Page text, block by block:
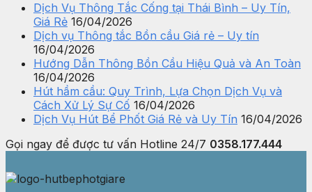
Dịch Vụ Thông Tắc Cống tại Thái Bình – Uy Tín,
Giá Rẻ 16/04/2026
Dịch vụ Thông tắc Bồn cầu Giá rẻ – Uy tín
16/04/2026
Hướng Dẫn Thông Bồn Cầu Hiệu Quả và An Toàn
16/04/2026
Hút hầm cầu: Quy Trình, Lựa Chọn Dịch Vụ và
Cách Xử Lý Sự Cố 16/04/2026
Dịch Vụ Hút Bể Phốt Giá Rẻ và Uy Tín 16/04/2026
Gọi ngay để được tư vấn Hotline 24/7 0358.177.444